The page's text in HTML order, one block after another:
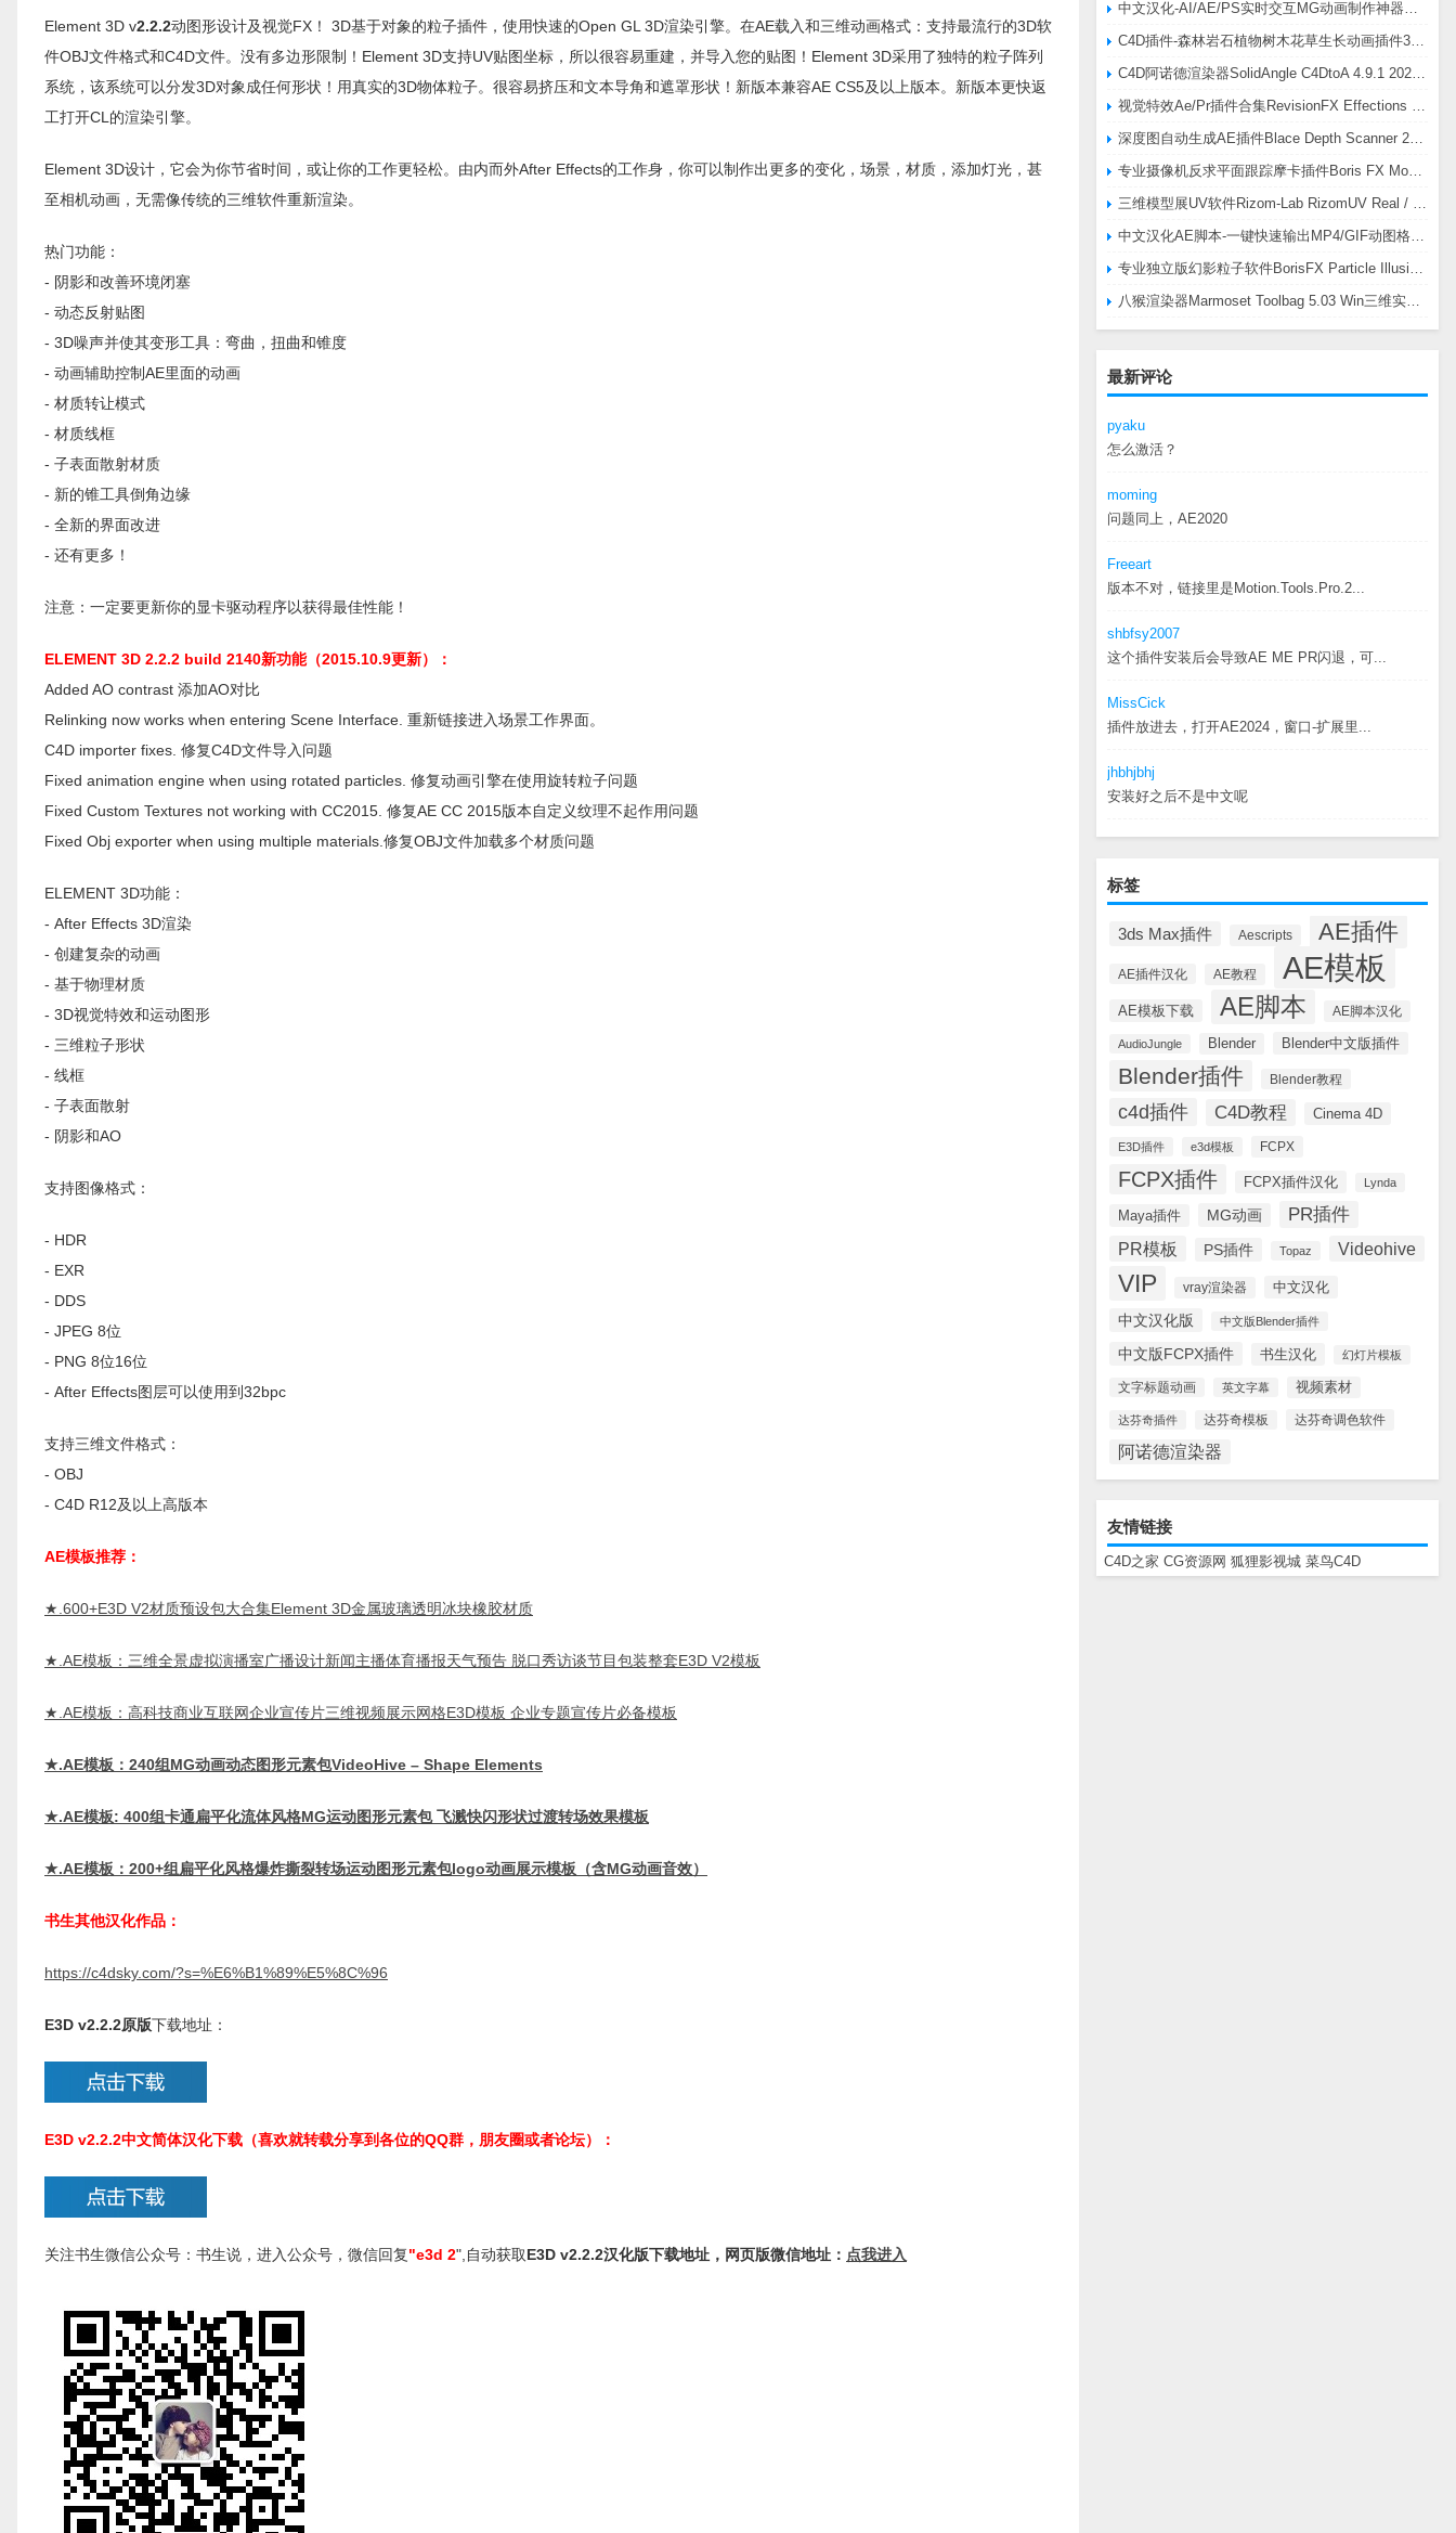
最新评论
pyaku
怎么激活？
moming
问题同上，AE2020
Freeart
版本不对，链接里是Motion.Tools.Pro.2...
shbfsy2007
这个插件安装后会导致AE ME PR闪退，可...
MissCick
插件放进去，打开AE2024，窗口-扩展里...
jhbhjbhj
安装好之后不是中文呢
标签
3ds Max插件 Aescripts AE插件
AE插件汉化 AE教程 AE模板
AE模板下载 AE脚本 AE脚本汉化
AudioJungle Blender Blender中文版插件
Blender插件 Blender教程
c4d插件 C4D教程 Cinema 4D
E3D插件 e3d模板 FCPX
FCPX插件 FCPX插件汉化 Lynda
Maya插件 MG动画 PR插件
PR模板 PS插件 Topaz Videohive
VIP vray渲染器 中文汉化
中文汉化版 中文版Blender插件
中文版FCPX插件 书生汉化 幻灯片模板
文字标题动画 英文字幕 视频素材
达芬奇插件 达芬奇模板 达芬奇调色软件
阿诺德渲染器
友情链接
C4D之家 CG资源网 狐狸影视城 菜鸟C4D
Element 3D v2.2.2动图形设计及视觉FX！ 3D基于对象的粒子插件，使用快速的Open GL 3D渲染引擎。在AE载入和三维动画格式：支持最流行的3D软
件OBJ文件格式和C4D文件。没有多边形限制！Element 3D支持UV贴图坐标，所以很容易重建，并导入您的贴图！Element 3D采用了独特的粒子阵列
系统，该系统可以分发3D对象成任何形状！用真实的3D物体粒子。很容易挤压和文本导角和遮罩形状！新版本兼容AE CS5及以上版本。新版本更快返
工打开CL的渲染引擎。
Element 3D设计，它会为你节省时间，或让你的工作更轻松。由内而外After Effects的工作身，你可以制作出更多的变化，场景，材质，添加灯光，甚
至相机动画，无需像传统的三维软件重新渲染。
热门功能：
- 阴影和改善环境闭塞
- 动态反射贴图
- 3D噪声并使其变形工具：弯曲，扭曲和锥度
- 动画辅助控制AE里面的动画
- 材质转让模式
- 材质线框
- 子表面散射材质
- 新的锥工具倒角边缘
- 全新的界面改进
- 还有更多！
注意：一定要更新你的显卡驱动程序以获得最佳性能！
ELEMENT 3D 2.2.2 build 2140新功能（2015.10.9更新）：
Added AO contrast 添加AO对比
Relinking now works when entering Scene Interface. 重新链接进入场景工作界面。
C4D importer fixes. 修复C4D文件导入问题
Fixed animation engine when using rotated particles. 修复动画引擎在使用旋转粒子问题
Fixed Custom Textures not working with CC2015. 修复AE CC 2015版本自定义纹理不起作用问题
Fixed Obj exporter when using multiple materials.修复OBJ文件加载多个材质问题
ELEMENT 3D功能：
- After Effects 3D渲染
- 创建复杂的动画
- 基于物理材质
- 3D视觉特效和运动图形
- 三维粒子形状
- 线框
- 子表面散射
- 阴影和AO
支持图像格式：
- HDR
- EXR
- DDS
- JPEG 8位
- PNG 8位16位
- After Effects图层可以使用到32bpc
支持三维文件格式：
- OBJ
- C4D R12及以上高版本
AE模板推荐：
★.600+E3D V2材质预设包大合集Element 3D金属玻璃透明冰块橡胶材质
★.AE模板：三维全景虚拟演播室广播设计新闻主播体育播报天气预告 脱口秀访谈节目包装整套E3D V2模板
★.AE模板：高科技商业互联网企业宣传片三维视频展示网格E3D模板 企业专题宣传片必备模板
★.AE模板：240组MG动画动态图形元素包VideoHive – Shape Elements
★.AE模板: 400组卡通扁平化流体风格MG运动图形元素包 飞溅快闪形状过渡转场效果模板
★.AE模板：200+组扁平化风格爆炸撕裂转场运动图形元素包logo动画展示模板（含MG动画音效）
书生其他汉化作品：
https://c4dsky.com/?s=%E6%B1%89%E5%8C%96
E3D v2.2.2原版下载地址：
E3D v2.2.2中文简体汉化下载（喜欢就转载分享到各位的QQ群，朋友圈或者论坛）：
关注书生微信公众号：书生说，进入公众号，微信回复"e3d 2",自动获取E3D v2.2.2汉化版下载地址，网页版微信地址： 点我进入